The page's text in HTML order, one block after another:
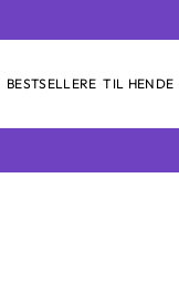
BESTSELLERE TIL HENDE